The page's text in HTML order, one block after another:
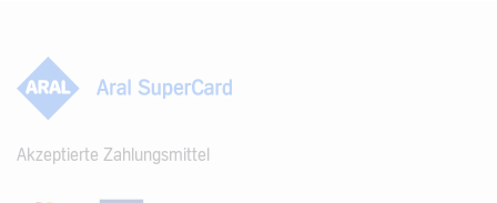
Akzeptierte Zahlungsmittel